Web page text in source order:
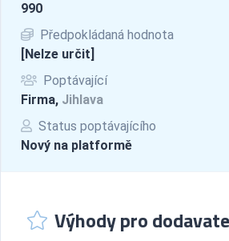
990
Předpokládaná hodnota
[Nelze určit]
Poptávající
Firma, Jihlava
Status poptávajícího
Nový na platformě
Výhody pro